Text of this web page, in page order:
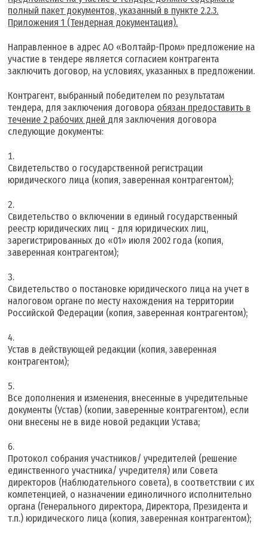
полный пакет документов, указанный в пункте 2.2.3.
Приложения 1 (Тендерная документация).
Направленное в адрес АО «Волтайр-Пром» предложение на
участие в тендере является согласием контрагента
заключить договор, на условиях, указанных в предложении.
Контрагент, выбранный победителем по результатам
тендера, для заключения договора обязан предоставить в
течение 2 рабочих дней для заключения договора
следующие документы:
Свидетельство о государственной регистрации
юридического лица (копия, заверенная контрагентом);
Свидетельство о включении в единый государственный
реестр юридических лиц - для юридических лиц,
зарегистрированных до «01» июля 2002 года (копия,
заверенная контрагентом);
Свидетельство о постановке юридического лица на учет в
налоговом органе по месту нахождения на территории
Российской Федерации (копия, заверенная контрагентом);
Устав в действующей редакции (копия, заверенная
контрагентом);
Все дополнения и изменения, внесенные в учредительные
документы (Устав) (копии, заверенные контрагентом), если
они внесены не в виде новой редакции Устава;
Протокол собрания участников/ учредителей (решение
единственного участника/ учредителя) или Совета
директоров (Наблюдательного совета), в соответствии с их
компетенцией, о назначении единоличного исполнительно
органа (Генерального директора, Директора, Президента и
т.п.) юридического лица (копия, заверенная контрагентом);